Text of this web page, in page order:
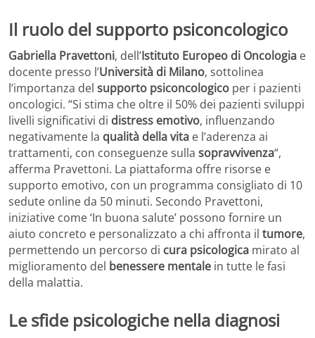
Il ruolo del supporto psiconcologico
Gabriella Pravettoni, dell’Istituto Europeo di Oncologia e
docente presso l’Università di Milano, sottolinea
l’importanza del supporto psiconcologico per i pazienti
oncologici. “Si stima che oltre il 50% dei pazienti sviluppi
livelli significativi di distress emotivo, influenzando
negativamente la qualità della vita e l’aderenza ai
trattamenti, con conseguenze sulla sopravvivenza“,
afferma Pravettoni. La piattaforma offre risorse e
supporto emotivo, con un programma consigliato di 10
sedute online da 50 minuti. Secondo Pravettoni,
iniziative come ‘In buona salute’ possono fornire un
aiuto concreto e personalizzato a chi affronta il tumore,
permettendo un percorso di cura psicologica mirato al
miglioramento del benessere mentale in tutte le fasi
della malattia.
Le sfide psicologiche nella diagnosi